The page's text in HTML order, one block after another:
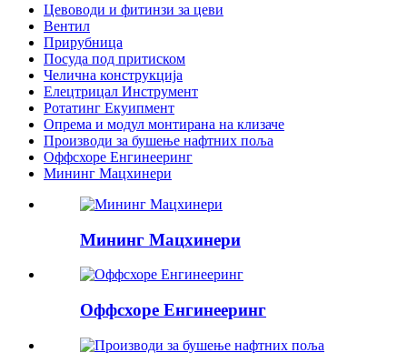
Цевоводи и фитинзи за цеви
Вентил
Прирубница
Посуда под притиском
Челична конструкција
Елецтрицал Инструмент
Ротатинг Екуипмент
Опрема и модул монтирана на клизаче
Производи за бушење нафтних поља
Оффсхоре Енгинееринг
Мининг Мацхинери
Мининг Мацхинери
Оффсхоре Енгинееринг